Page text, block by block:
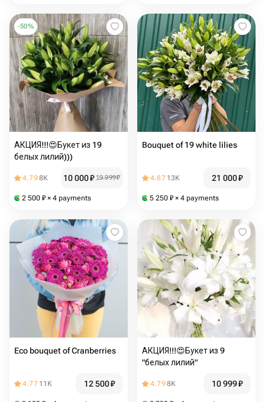
-50%
АКЦИЯ!!!😍Букет из 19
белых лилий)))
4.798K 10 000₽ 19 999₽
2 500 ₽ × 4 payments
Bouquet of 19 white lilies
4.87 13K 21 000₽
5 250 ₽ × 4 payments
Eco bouquet of Cranberries
4.77 11K 12 500₽
АКЦИЯ!!!😍Букет из 9
"белых лилий"
4.798K 10 999₽